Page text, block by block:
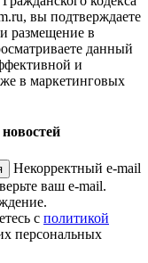
вы подтверждаете
размещение в
данный
и
в маркетинговых
Некорректный e-mail
ваш e-mail.
с политикой
персональных